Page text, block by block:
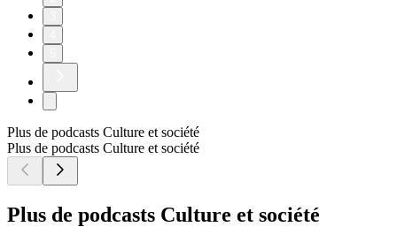
Plus de podcasts Culture et société
Plus de podcasts Culture et société
Plus de podcasts Culture et société